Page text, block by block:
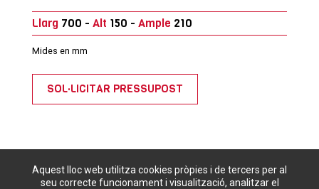
Aquest lloc web utilitza cookies pròpies i de tercers per al
seu correcte funcionament i visualització, analitzar el
Llarg 700 - Alt 150 - Ample 210
Mides en mm
SOL·LICITAR PRESSUPOST